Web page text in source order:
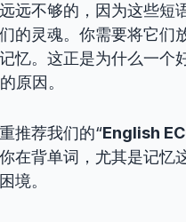
远不够的，因为这些短
的灵魂。你需要将它们
忆。这正是为什么一个
原因。
推荐我们的“English
在背单词，尤其是记忆
境。